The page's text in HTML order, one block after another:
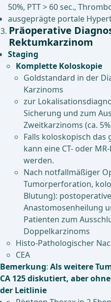
50%, PTT > 60 sec.,
ausgeprägte portale
Präoperative
Rektumkarzinom
Staging
Komplette Koloskopie
Goldstandard in der
Karzinoms
zur
Sicherung und zum
Zweitkarzinoms (ca.
Falls koloskopisch das
kann eine CT- oder
werden.
Nach notfallmäßiger
Tumorperforation,
Blutung):
Anastomosenheilung
Patienten zum
Doppelkarzinoms
Histo-Pathologischer
CEA
Bemerkung: Als weitere
CA 125 diskutiert, aber
der Leitlinie